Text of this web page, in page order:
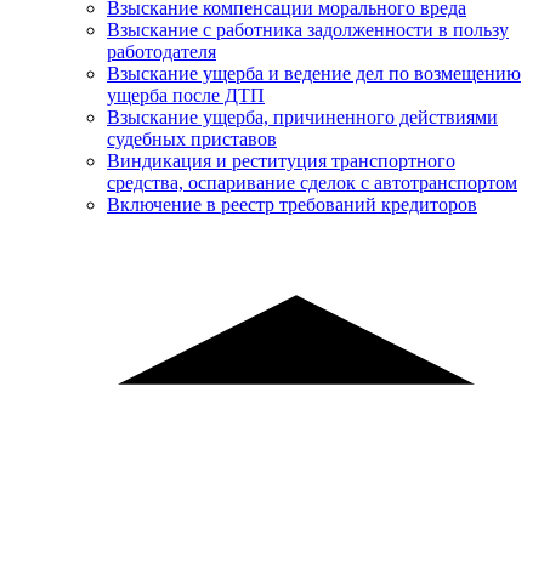
Взыскание компенсации морального вреда
Взыскание с работника задолженности в пользу
работодателя
Взыскание ущерба и ведение дел по возмещению
ущерба после ДТП
Взыскание ущерба, причиненного действиями
судебных приставов
Виндикация и реституция транспортного
средства, оспаривание сделок с автотранспортом
Включение в реестр требований кредиторов